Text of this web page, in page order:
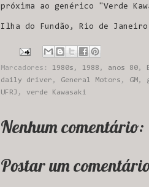
próxima ao genérico "Verde
Ilha do Fundão, Rio de
Marcadores: 1980s , 1988 , anos 80,
daily driver , General Motors , GM ,
UFRJ , verde Kawasaki
Nenhum comentário:
Postar um